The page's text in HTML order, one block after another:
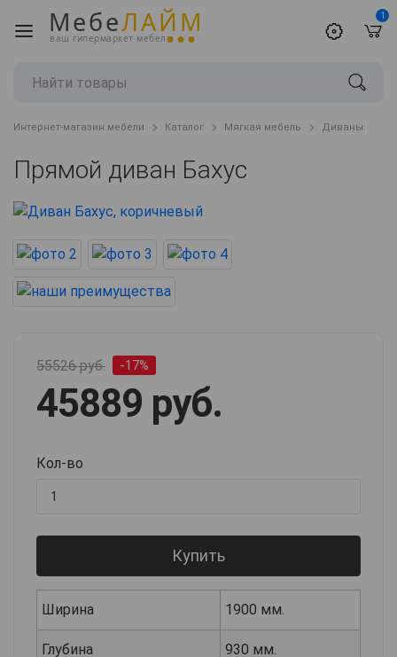
МебеЛАЙМ
ваш гипермаркет мебели
1
Интернет-магазин мебели Каталог Мягкая мебель Диваны
Прямой диван Бахус
55526 руб. -17%
45889 руб.
Кол-во
Купить
Ширина 1900 мм.
Глубина 930 мм.